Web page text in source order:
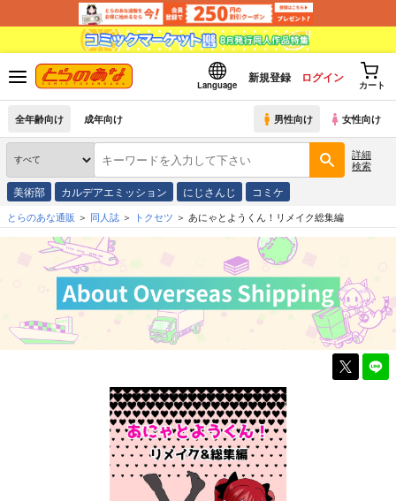
Language
新規登録 ログイン
カート
全年齢向け 成年向け 男性向け 女性向け
詳細
検索
美術部 カルデアエミッション にじさんじ コミケ
とらのあな通販 同人誌 トクセツ あにゃとようくん！リメイク総集編